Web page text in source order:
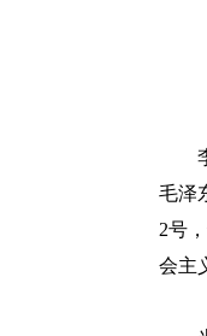
李
毛泽
2号
会主